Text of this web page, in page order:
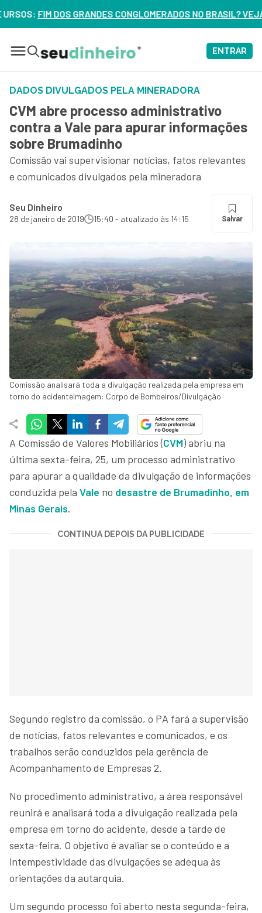
NO BRASIL? VEJA ERROS DE 3 DELES –
ENTRAR
DADOS DIVULGADOS PELA MINERADORA
CVM abre processo administrativo
contra a Vale para apurar informações
sobre Brumadinho
Comissão vai supervisionar notícias, fatos relevantes
e comunicados divulgados pela mineradora
Seu Dinheiro
28 de janeiro de 2019 15:40 - atualizado às 14:15 Salvar
Comissão analisará toda a divulgação realizada pela empresa em
torno do acidenteImagem: Corpo de Bombeiros/Divulgação
A Comissão de Valores Mobiliários (CVM) abriu na
última sexta-feira, 25, um processo administrativo
para apurar a qualidade da divulgação de informações
conduzida pela Vale no desastre de Brumadinho, em
Minas Gerais.
CONTINUA DEPOIS DA PUBLICIDADE
Segundo registro da comissão, o PA fará a supervisão
de notícias, fatos relevantes e comunicados, e os
trabalhos serão conduzidos pela gerência de
Acompanhamento de Empresas 2.
No procedimento administrativo, a área responsável
reunirá e analisará toda a divulgação realizada pela
empresa em torno do acidente, desde a tarde de
sexta-feira. O objetivo é avaliar se o conteúdo e a
intempestividade das divulgações se adequa às
orientações da autarquia.
Um segundo processo foi aberto nesta segunda-feira,